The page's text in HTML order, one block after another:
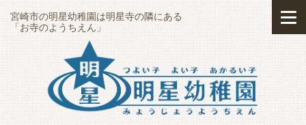
宮崎市の明星幼稚園は明星寺の隣にある
「お寺のようちえん」